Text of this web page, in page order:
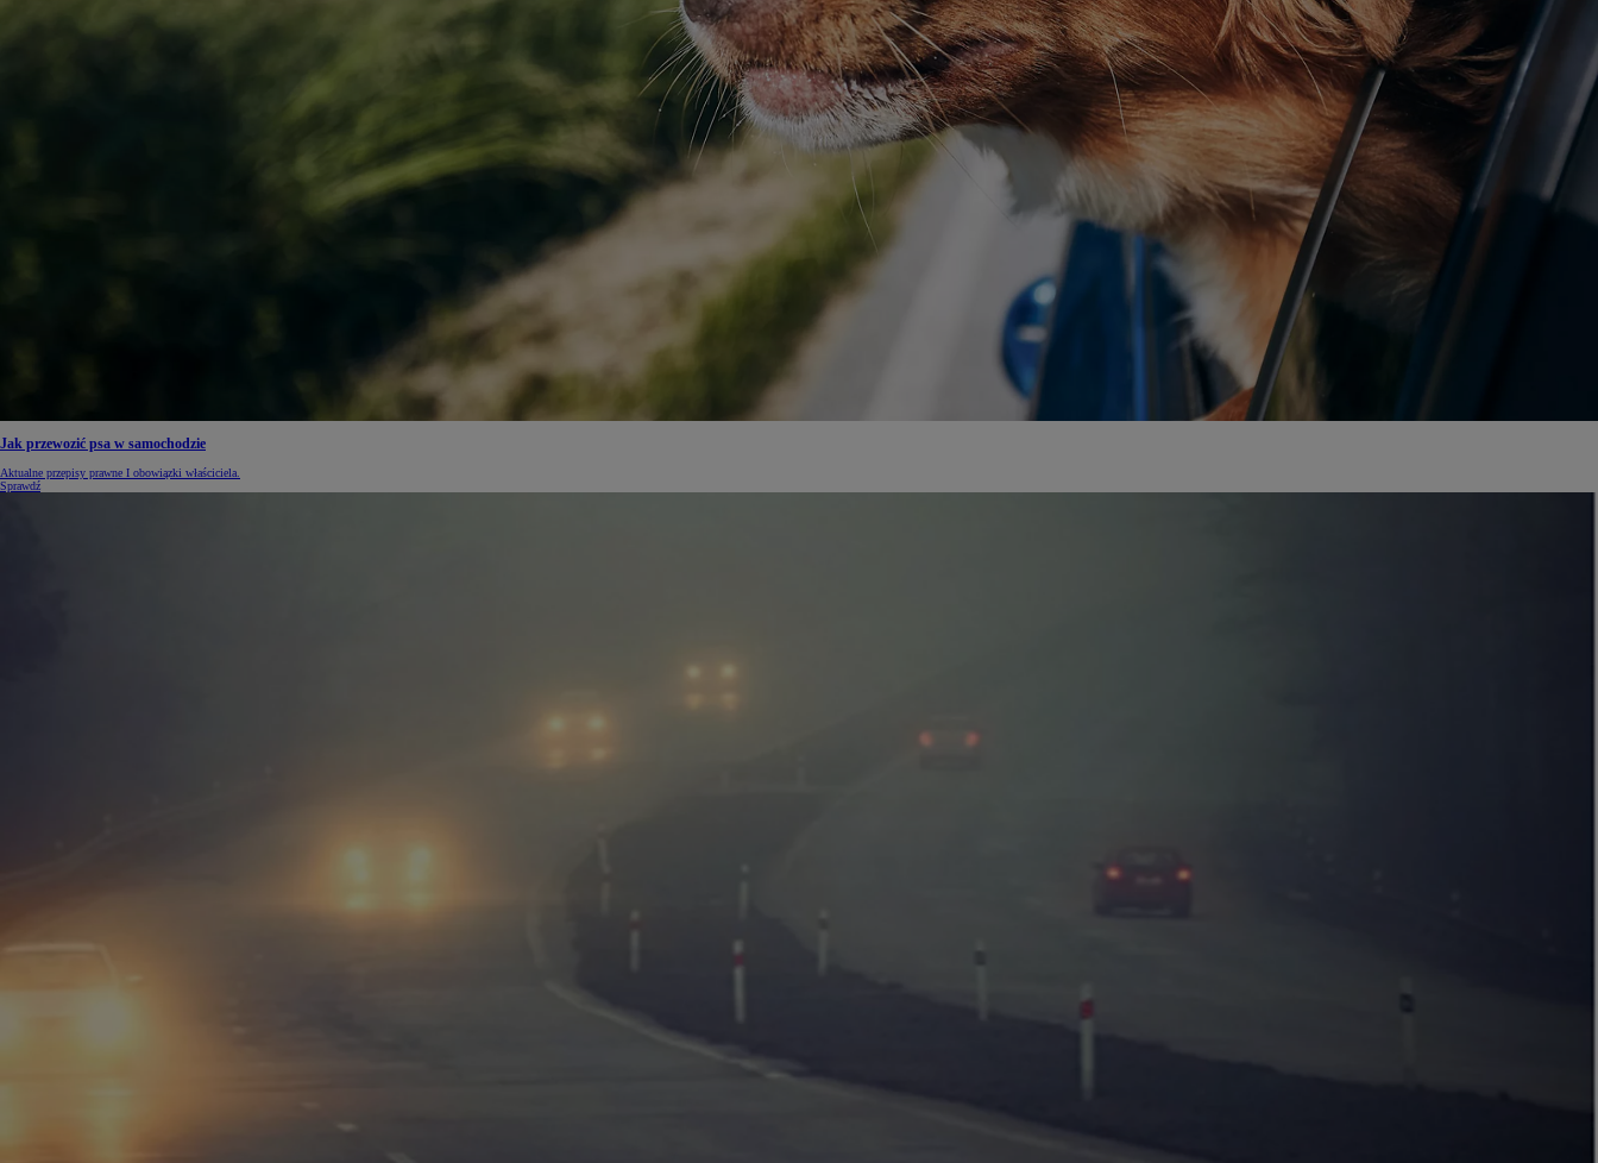
Jak przewozić psa w samochodzie
Aktualne przepisy prawne I obowiązki właściciela.
Sprawdź